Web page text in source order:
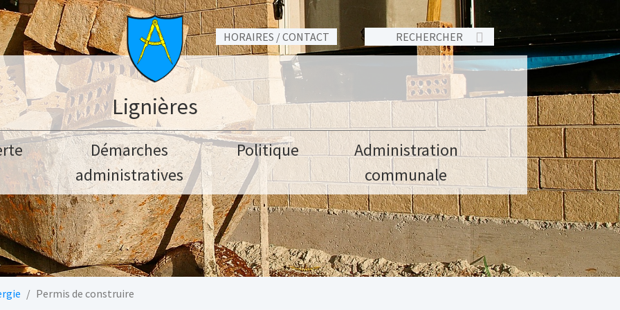
HORAIRES / CONTACT
Lignières
Démarches
administratives
Politique
Administration
communale
Permis de construire